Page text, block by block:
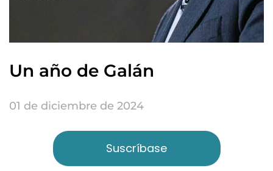
Un año de Galán
01 de diciembre de 2024
Suscríbase